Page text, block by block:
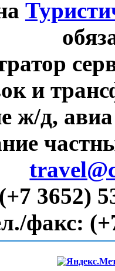
и
ж/д,
(+7 3652)
факс: